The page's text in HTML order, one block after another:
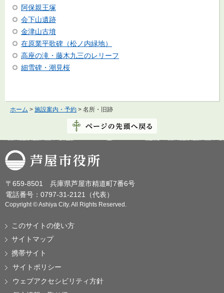
阿保親王塚
会下山遺跡
金津山古墳
在原業平歌碑（松ノ内緑地）
高座の滝・藤木九三のレリーフ
細雪碑・潮見桜
ホーム > 施設案内・予約 > 名所・旧跡
芦屋市役所
〒659-8501 兵庫県芦屋市精道町7番6号
電話番号：0797-31-2121（代表）
Copyright © Ashiya City. All Rights Reserved.
このサイトの使い方
サイトマップ
携帯サイト
サイトポリシー
ウェブアクセシビリティ方針